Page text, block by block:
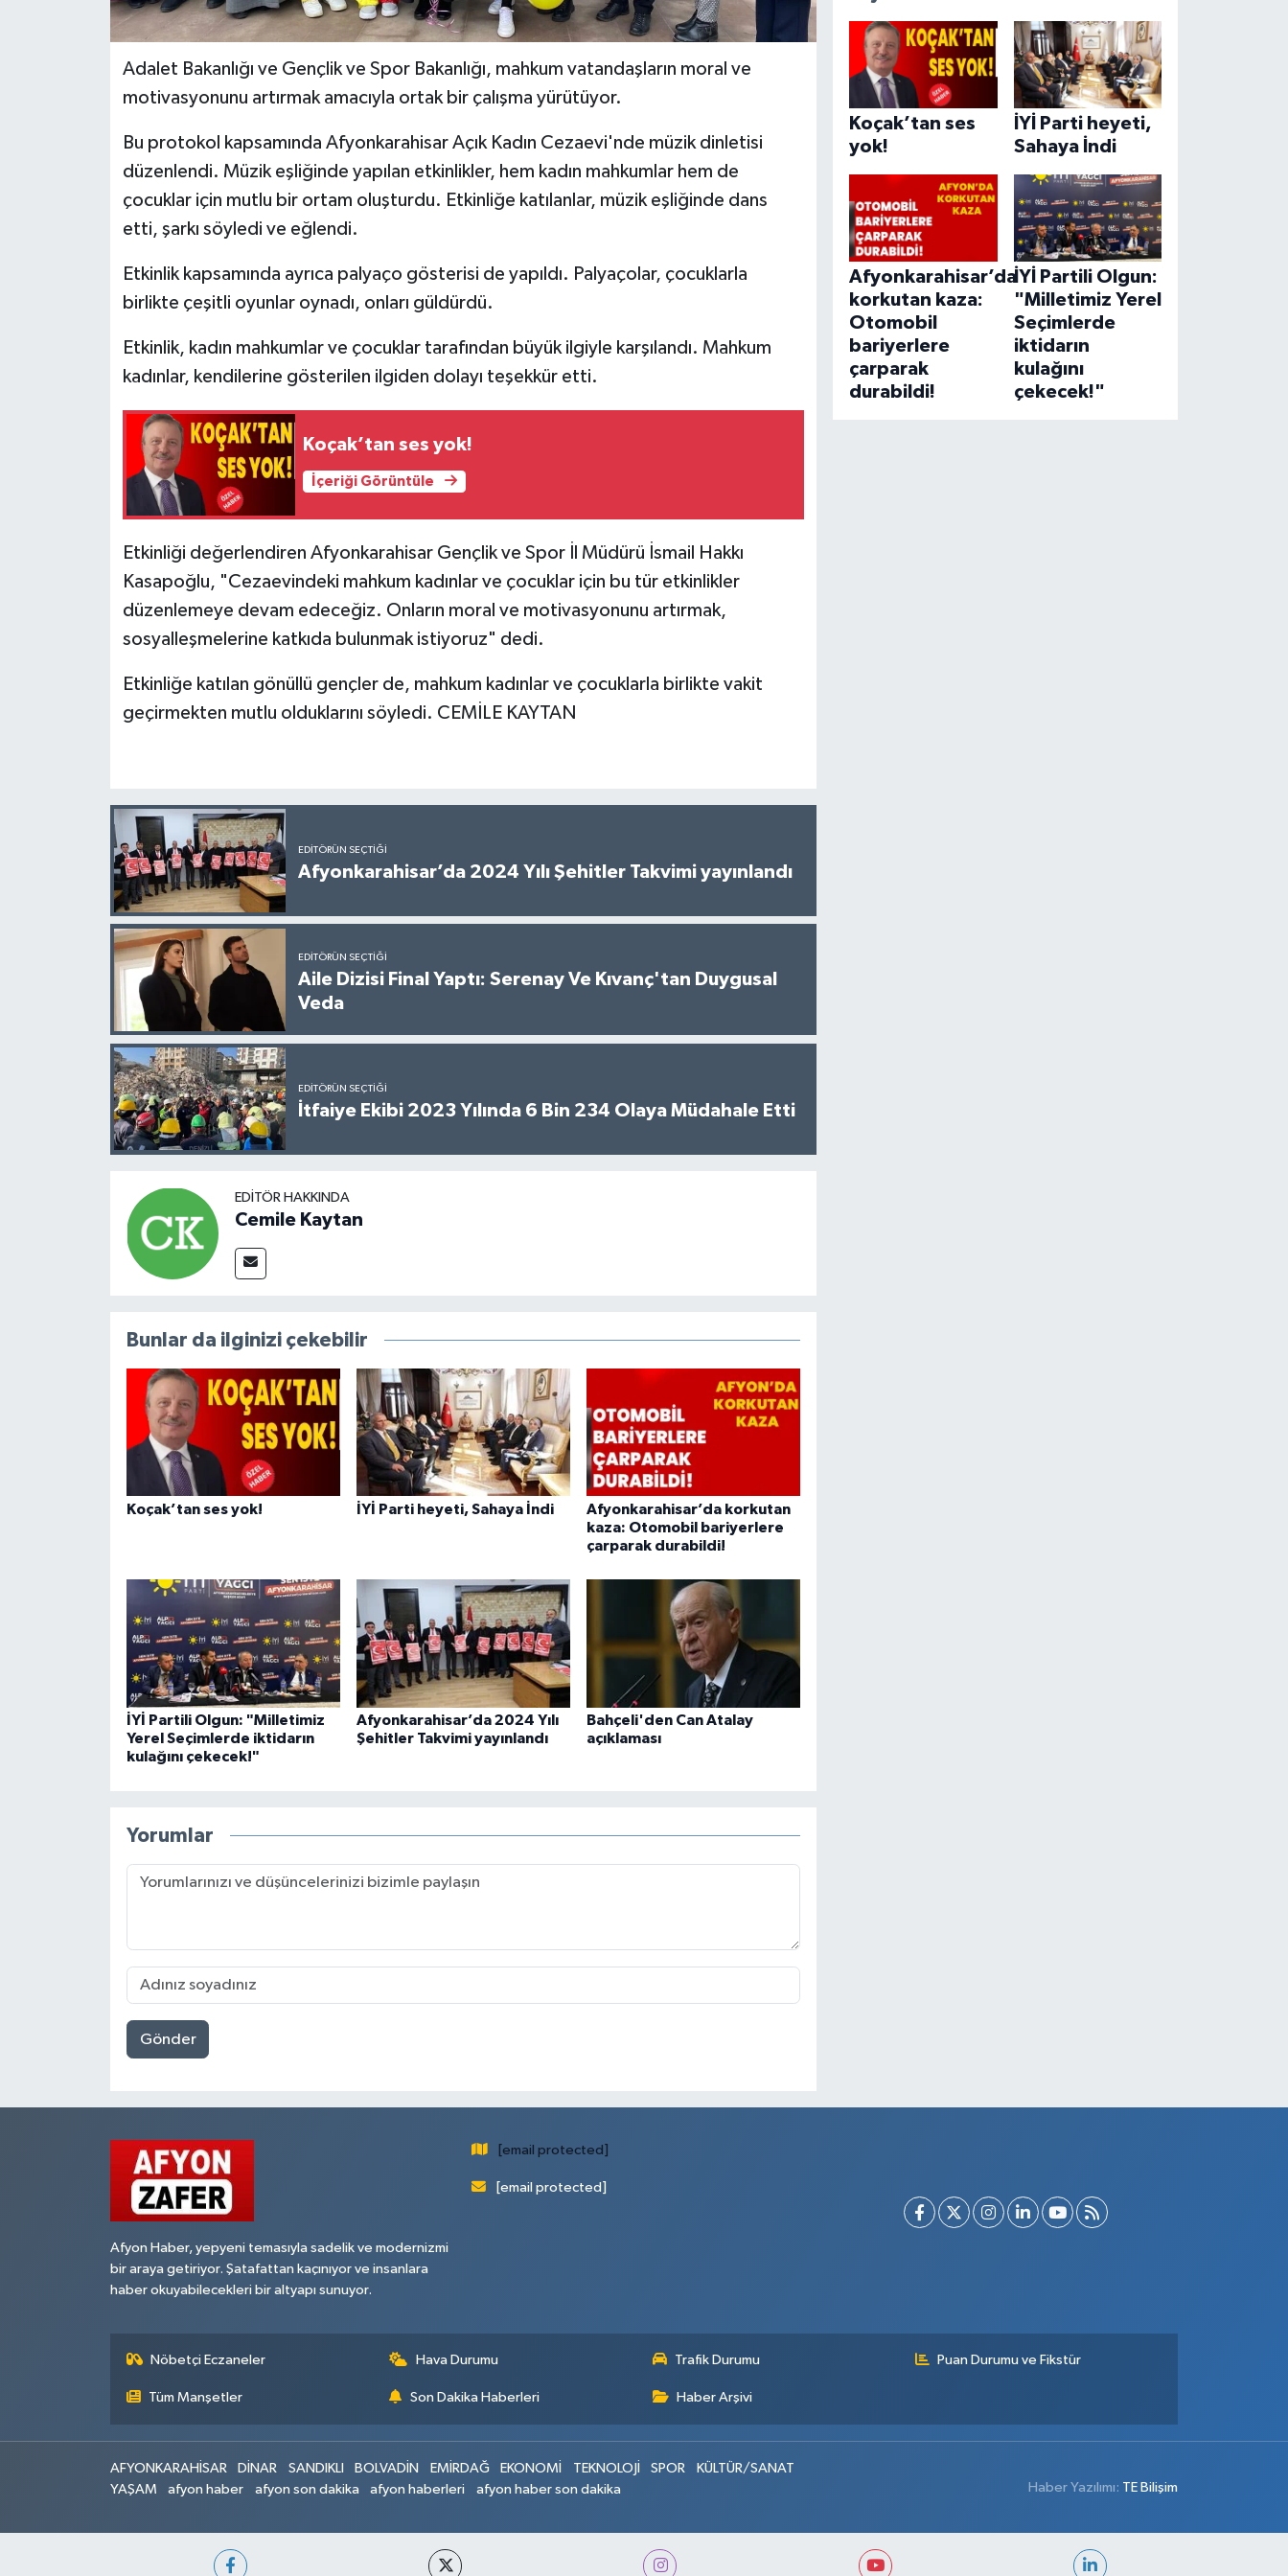
Adalet Bakanlığı ve Gençlik ve Spor Bakanlığı, mahkum vatandaşların moral ve
motivasyonunu artırmak amacıyla ortak bir çalışma yürütüyor.
Bu protokol kapsamında Afyonkarahisar Açık Kadın Cezaevi'nde müzik dinletisi
düzenlendi. Müzik eşliğinde yapılan etkinlikler, hem kadın mahkumlar hem de
çocuklar için mutlu bir ortam oluşturdu. Etkinliğe katılanlar, müzik eşliğinde dans
etti, şarkı söyledi ve eğlendi.
Etkinlik kapsamında ayrıca palyaço gösterisi de yapıldı. Palyaçolar, çocuklarla
birlikte çeşitli oyunlar oynadı, onları güldürdü.
Etkinlik, kadın mahkumlar ve çocuklar tarafından büyük ilgiyle karşılandı. Mahkum
kadınlar, kendilerine gösterilen ilgiden dolayı teşekkür etti.
Koçak’tan ses yok!
İçeriği Görüntüle
Etkinliği değerlendiren Afyonkarahisar Gençlik ve Spor İl Müdürü İsmail Hakkı
Kasapoğlu, "Cezaevindeki mahkum kadınlar ve çocuklar için bu tür etkinlikler
düzenlemeye devam edeceğiz. Onların moral ve motivasyonunu artırmak,
sosyalleşmelerine katkıda bulunmak istiyoruz" dedi.
Etkinliğe katılan gönüllü gençler de, mahkum kadınlar ve çocuklarla birlikte vakit
geçirmekten mutlu olduklarını söyledi. CEMİLE KAYTAN
EDITÖRÜN SEÇTIĞI
Afyonkarahisar’da 2024 Yılı Şehitler Takvimi yayınlandı
EDITÖRÜN SEÇTIĞI
Aile Dizisi Final Yaptı: Serenay Ve Kıvanç'tan Duygusal
Veda
EDITÖRÜN SEÇTIĞI
İtfaiye Ekibi 2023 Yılında 6 Bin 234 Olaya Müdahale Etti
EDITÖR HAKKINDA
Cemile Kaytan
Bunlar da ilginizi çekebilir
Koçak’tan ses yok! İYİ Parti heyeti, Sahaya İndi
Afyonkarahisar’da korkutan
kaza: Otomobil bariyerlere
çarparak durabildi!
İYİ Partili Olgun: "Milletimiz
Yerel Seçimlerde iktidarın
kulağını çekecek!"
Afyonkarahisar’da 2024 Yılı
Şehitler Takvimi yayınlandı
Bahçeli'den Can Atalay
açıklaması
Yorumlar
Gönder
Koçak’tan ses
yok!
İYİ Parti heyeti,
Sahaya İndi
Afyonkarahisar’da
korkutan kaza:
Otomobil
bariyerlere
çarparak
durabildi!
İYİ Partili Olgun:
"Milletimiz Yerel
Seçimlerde
iktidarın
kulağını
çekecek!"
Afyon Haber, yepyeni temasıyla sadelik ve modernizmi
bir araya getiriyor. Şatafattan kaçınıyor ve insanlara
haber okuyabilecekleri bir altyapı sunuyor.
[email protected]
[email protected]
Nöbetçi Eczaneler Hava Durumu Trafik Durumu Puan Durumu ve Fikstür
Tüm Manşetler Son Dakika Haberleri Haber Arşivi
AFYONKARAHİSAR DİNAR SANDIKLI BOLVADİN EMİRDAĞ EKONOMİ TEKNOLOJİ SPOR
KÜLTÜR/SANAT
YAŞAM
afyon haber afyon son dakika afyon haberleri afyon haber son dakika Haber Yazılımı: TE Bilişim